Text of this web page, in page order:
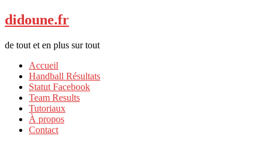
didoune.fr
de tout et en plus sur tout
Accueil
Handball Résultats
Statut Facebook
Team Results
Tutoriaux
À propos
Contact